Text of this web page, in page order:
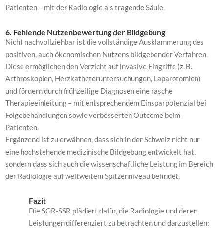
Patienten – mit der Radiologie als tragende Säule.
6. Fehlende Nutzenbewertung der Bildgebung
Nicht nachvollziehbar ist die vollständige Ausklammerung des
positiven, auch ökonomischen Nutzens bildgebender Verfahren.
Diese ermöglichen den Verzicht auf invasive Eingriffe (z. B.
Arthroskopien, Herzkatheteruntersuchungen, Laparotomien)
und fördern durch frühzeitige Diagnosen eine rasche
Therapieeinleitung – mit entsprechendem Einsparpotenzial bei
Folgebehandlungen sowie verbesserten Outcome beim
Patienten.
Ergänzend ist zu erwähnen, dass sich in der Schweiz nicht nur
eine hochstehende medizinische Bildgebung entwickelt hat,
sondern dass sich auch die wissenschaftliche Leistung im Bereich
der Radiologie auf weltweitem Spitzenniveau befindet.
Fazit
Die SGR-SSR plädiert dafür, die Radiologie und deren
Leistungen differenziert zu betrachten und darzustellen: